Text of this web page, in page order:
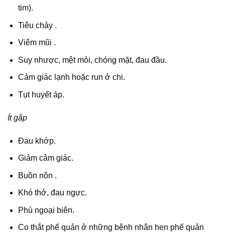
tim).
Tiêu chảy .
Viêm mũi .
Suy nhược, mệt mỏi, chóng mặt, đau đầu.
Cảm giác lạnh hoặc run ở chi.
Tụt huyết áp.
Ít gặp
Đau khớp.
Giảm cảm giác.
Buồn nôn .
Khó thở, đau ngực.
Phù ngoại biên.
Co thắt phế quản ở những bệnh nhân hen phế quản